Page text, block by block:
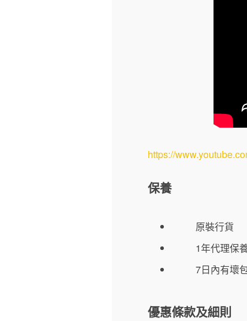
https://
保養
原裝行貨
1年代理保
7日內有壞
優惠條款及細則